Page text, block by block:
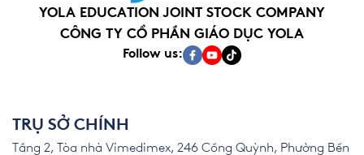
YOLA EDUCATION JOINT STOCK COMPANY
CÔNG TY CỔ PHẦN GIÁO DỤC YOLA
Follow us:
TRỤ SỞ CHÍNH
Tầng 2, Tòa nhà Vimedimex, 246 Cống Quỳnh, Phường Bến